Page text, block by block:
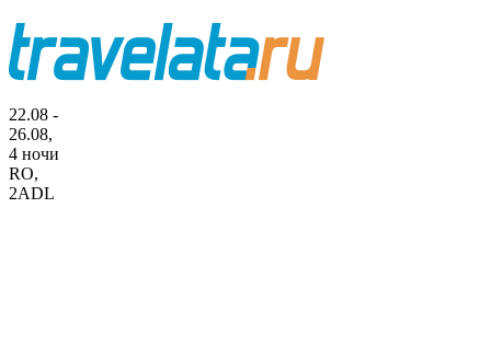
22.08 -
26.08,
4 ночи
RO,
2ADL